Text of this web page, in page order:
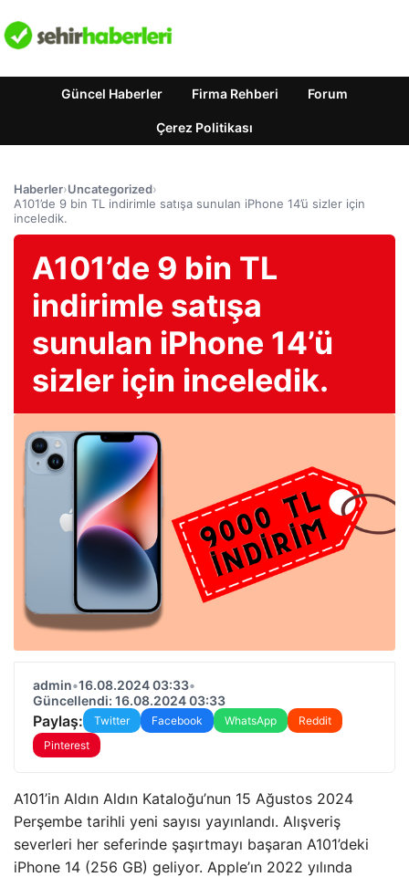
Güncel Haberler Firma Rehberi Forum
Çerez Politikası
Haberler›Uncategorized›
A101’de 9 bin TL indirimle satışa sunulan iPhone 14’ü sizler için
inceledik.
A101’de 9 bin TL
indirimle satışa
sunulan iPhone 14’ü
sizler için inceledik.
admin•16.08.2024 03:33•
Güncellendi: 16.08.2024 03:33
Paylaş: Twitter Facebook WhatsApp
Reddit
Pinterest
A101’in Aldın Aldın Kataloğu’nun 15 Ağustos 2024
Perşembe tarihli yeni sayısı yayınlandı. Alışveriş
severleri her seferinde şaşırtmayı başaran A101’deki
iPhone 14 (256 GB) geliyor. Apple’ın 2022 yılında